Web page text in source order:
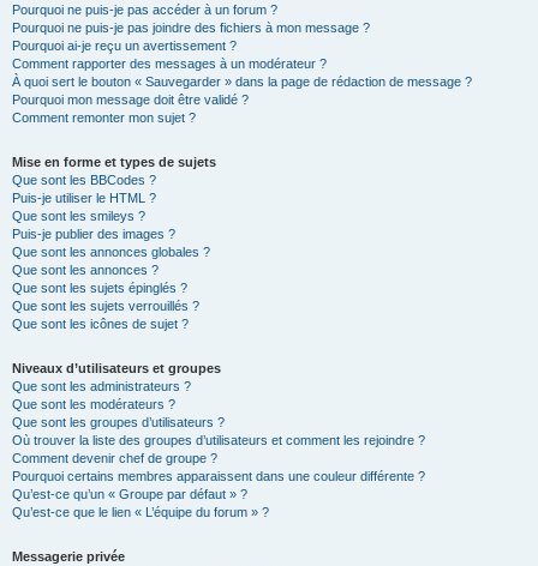
Pourquoi ne puis-je pas accéder à un forum ?
Pourquoi ne puis-je pas joindre des fichiers à mon message ?
Pourquoi ai-je reçu un avertissement ?
Comment rapporter des messages à un modérateur ?
À quoi sert le bouton « Sauvegarder » dans la page de rédaction de message ?
Pourquoi mon message doit être validé ?
Comment remonter mon sujet ?
Mise en forme et types de sujets
Que sont les BBCodes ?
Puis-je utiliser le HTML ?
Que sont les smileys ?
Puis-je publier des images ?
Que sont les annonces globales ?
Que sont les annonces ?
Que sont les sujets épinglés ?
Que sont les sujets verrouillés ?
Que sont les icônes de sujet ?
Niveaux d’utilisateurs et groupes
Que sont les administrateurs ?
Que sont les modérateurs ?
Que sont les groupes d’utilisateurs ?
Où trouver la liste des groupes d’utilisateurs et comment les rejoindre ?
Comment devenir chef de groupe ?
Pourquoi certains membres apparaissent dans une couleur différente ?
Qu’est-ce qu’un « Groupe par défaut » ?
Qu’est-ce que le lien « L’équipe du forum » ?
Messagerie privée